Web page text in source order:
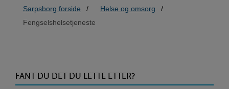
Sarpsborg forside
Helse og omsorg
Fengselshelsetjeneste
FANT DU DET DU LETTE ETTER?